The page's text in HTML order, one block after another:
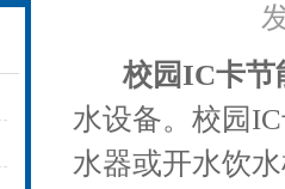
校园IC卡节
水设备。校园
水器或开水饮